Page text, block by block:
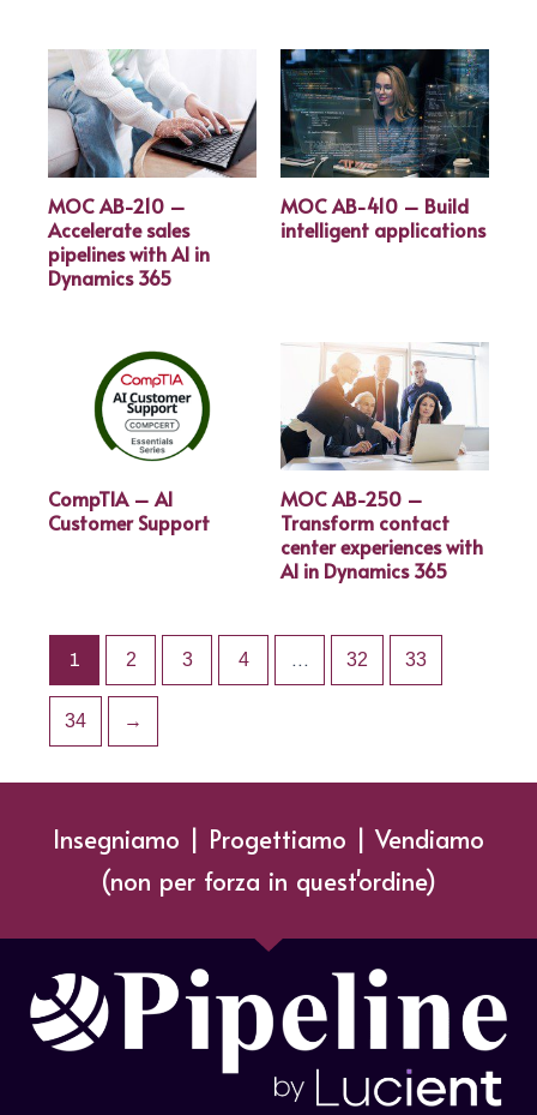
MOC AB-210 –
Accelerate sales
pipelines with AI in
Dynamics 365
MOC AB-410 – Build
intelligent applications
CompTIA – AI
Customer Support
MOC AB-250 –
Transform contact
center experiences with
AI in Dynamics 365
1 2 3 4 … 32 33
34 →
Insegniamo | Progettiamo | Vendiamo
(non per forza in quest'ordine)